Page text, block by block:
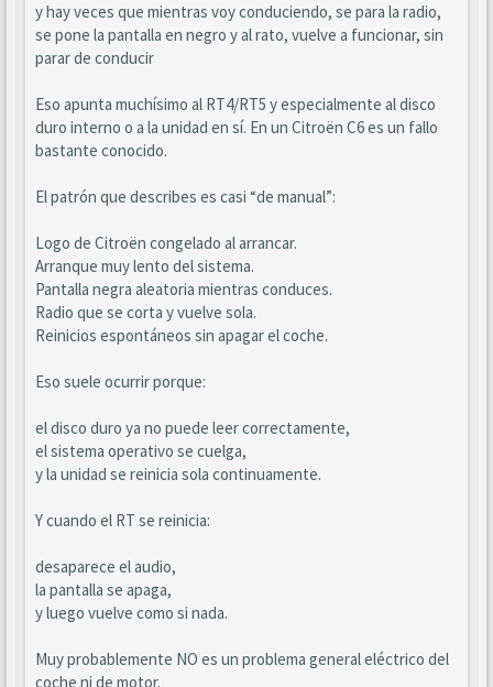
y hay veces que mientras voy conduciendo, se para la radio,
se pone la pantalla en negro y al rato, vuelve a funcionar, sin
parar de conducir
Eso apunta muchísimo al RT4/RT5 y especialmente al disco
duro interno o a la unidad en sí. En un Citroën C6 es un fallo
bastante conocido.
El patrón que describes es casi “de manual”:
Logo de Citroën congelado al arrancar.
Arranque muy lento del sistema.
Pantalla negra aleatoria mientras conduces.
Radio que se corta y vuelve sola.
Reinicios espontáneos sin apagar el coche.
Eso suele ocurrir porque:
el disco duro ya no puede leer correctamente,
el sistema operativo se cuelga,
y la unidad se reinicia sola continuamente.
Y cuando el RT se reinicia:
desaparece el audio,
la pantalla se apaga,
y luego vuelve como si nada.
Muy probablemente NO es un problema general eléctrico del
coche ni de motor.